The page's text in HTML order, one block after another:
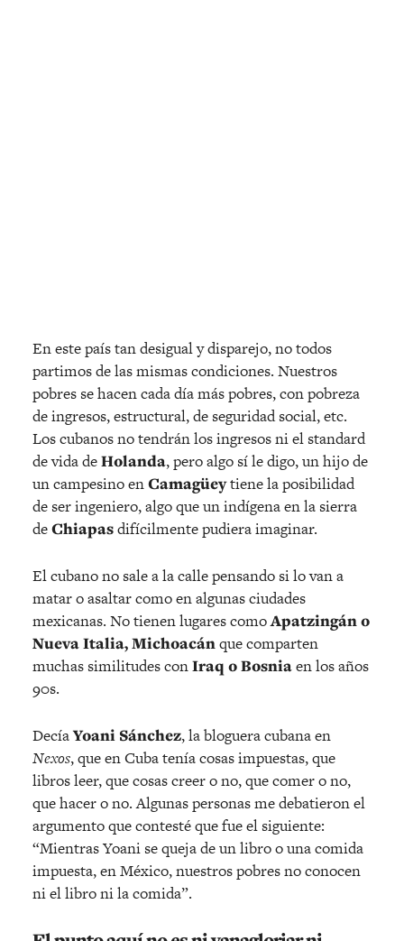
En este país tan desigual y disparejo, no todos
partimos de las mismas condiciones. Nuestros
pobres se hacen cada día más pobres, con pobreza
de ingresos, estructural, de seguridad social, etc.
Los cubanos no tendrán los ingresos ni el standard
de vida deHolanda, pero algo sí le digo, un hijo de
un campesino enCamagüeytiene la posibilidad
de ser ingeniero, algo que un indígena en la sierra
deChiapasdifícilmente pudiera imaginar.
El cubano no sale a la calle pensando si lo van a
matar o asaltar como en algunas ciudades
mexicanas. No tienen lugares comoApatzingán o
Nueva Italia, Michoacánque comparten
muchas similitudes conIraq o Bosniaen los años
90s.
DecíaYoani Sánchez, la bloguera cubana en
Nexos, que en Cuba tenía cosas impuestas, que
libros leer, que cosas creer o no, que comer o no,
que hacer o no. Algunas personas me debatieron el
argumento que contesté que fue el siguiente:
“Mientras Yoani se queja de un libro o una comida
impuesta, en México, nuestros pobres no conocen
ni el libro ni la comida”.